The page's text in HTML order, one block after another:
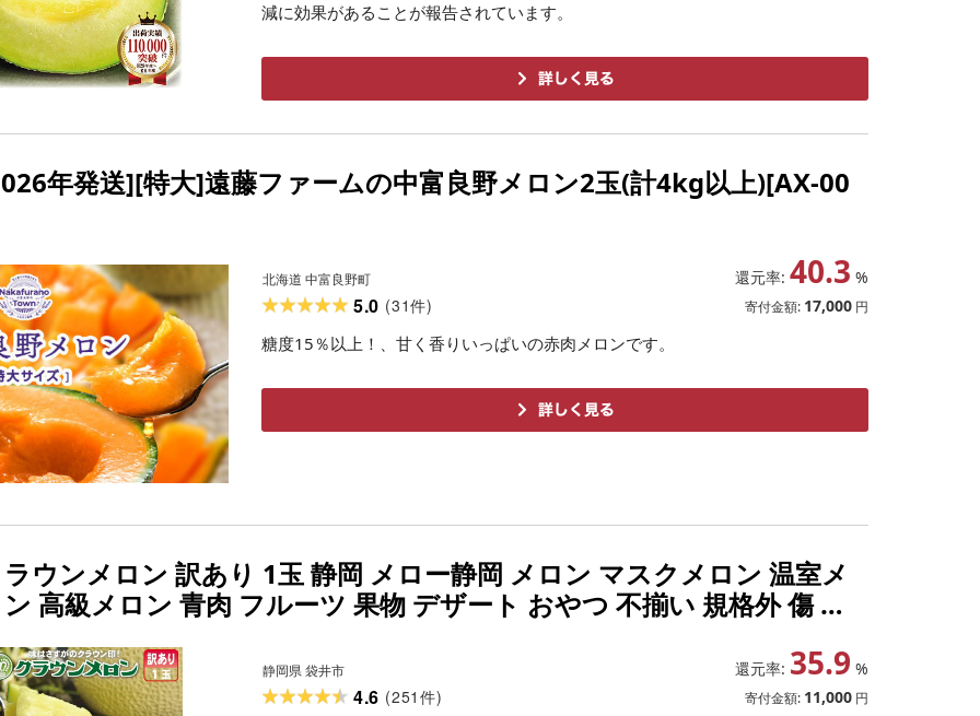
減に効果があることが報告されています。
年発送][特大]遠藤ファームの中富良野メロン2玉(計4kg以上)[AX-00
北海道 中富良野町 還元率: 40.3 %
寄付金額: 17,000 円
5.0 (31件)
糖度15％以上！、甘く香りいっぱいの赤肉メロンです。
ウンメロン 訳あり 1玉 静岡 メロー静岡 メロン マスクメロン 温室メ
高級メロン 青肉 フルーツ 果物 デザート おやつ 不揃い 規格外 傷 静
さい◆
静岡県 袋井市 還元率: 35.9 %
寄付金額: 11,000 円
4.6 (251 件)